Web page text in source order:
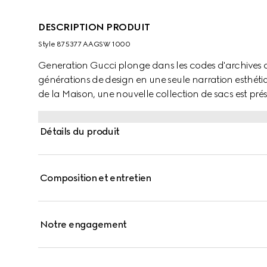
DESCRIPTION PRODUIT
Style ‎875377 AAGSW 1000
Generation Gucci plonge dans les codes d'archives
générations de design en une seule narration
de la Maison, une nouvelle collection de sacs est
Détails du produit
Composition et entretien
Notre engagement